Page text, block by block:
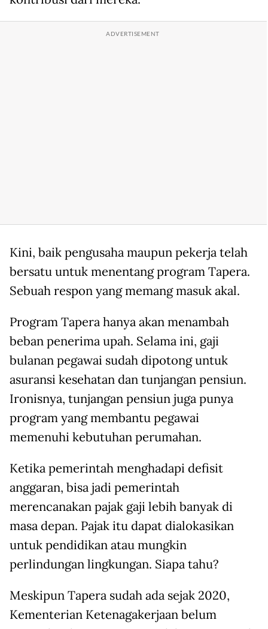
Kini, baik pengusaha maupun pekerja telah
bersatu untuk menentang program Tapera.
Sebuah respon yang memang masuk akal.
Program Tapera hanya akan menambah
beban penerima upah. Selama ini, gaji
bulanan pegawai sudah dipotong untuk
asuransi kesehatan dan tunjangan pensiun.
Ironisnya, tunjangan pensiun juga punya
program yang membantu pegawai
memenuhi kebutuhan perumahan.
Ketika pemerintah menghadapi defisit
anggaran, bisa jadi pemerintah
merencanakan pajak gaji lebih banyak di
masa depan. Pajak itu dapat dialokasikan
untuk pendidikan atau mungkin
perlindungan lingkungan. Siapa tahu?
Meskipun Tapera sudah ada sejak 2020,
Kementerian Ketenagakerjaan belum